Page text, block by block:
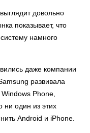
довольно
показывает, что
намного
даже компании
развивала
Windows Phone,
ни один из этих
Android и iPhone.